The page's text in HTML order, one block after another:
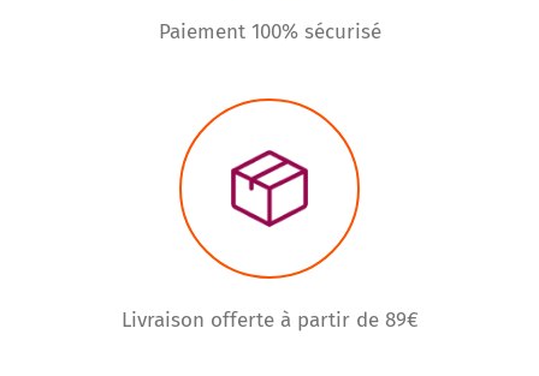
Paiement 100% sécurisé
Livraison offerte à partir de 89€